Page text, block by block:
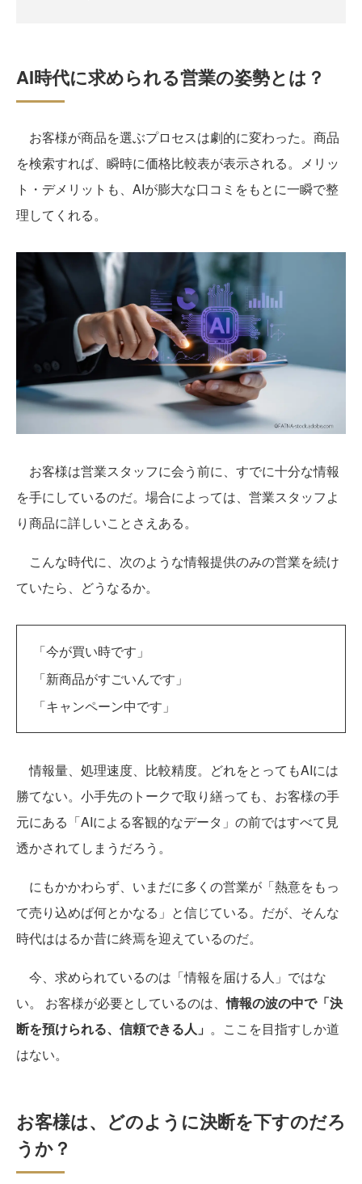
AI時代に求められる営業の姿勢とは？
お客様が商品を選ぶプロセスは劇的に変わった。商品
を検索すれば、瞬時に価格比較表が表示される。メリッ
ト・デメリットも、AIが膨大な口コミをもとに一瞬で整
理してくれる。
お客様は営業スタッフに会う前に、すでに十分な情報
を手にしているのだ。場合によっては、営業スタッフよ
り商品に詳しいことさえある。
こんな時代に、次のような情報提供のみの営業を続け
ていたら、どうなるか。
「今が買い時です」
「新商品がすごいんです」
「キャンペーン中です」
情報量、処理速度、比較精度。どれをとってもAIには
勝てない。小手先のトークで取り繕っても、お客様の手
元にある「AIによる客観的なデータ」の前ではすべて見
透かされてしまうだろう。
にもかかわらず、いまだに多くの営業が「熱意をもっ
て売り込めば何とかなる」と信じている。だが、そんな
時代ははるか昔に終焉を迎えているのだ。
今、求められているのは「情報を届ける人」ではな
い。 お客様が必要としているのは、情報の波の中で「決
断を預けられる、信頼できる人」 。ここを目指すしか道
はない。
お客様は、どのように決断を下すのだろ
うか？